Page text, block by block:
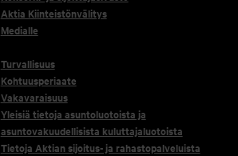
Aktia Kiinteistönvälitys
Medialle
Turvallisuus
Kohtuusperiaate
Vakavaraisuus
Yleisiä tietoja asuntoluotoista ja
asuntovakuudellisista kuluttajaluotoista
Tietoja Aktian sijoitus- ja rahastopalveluista